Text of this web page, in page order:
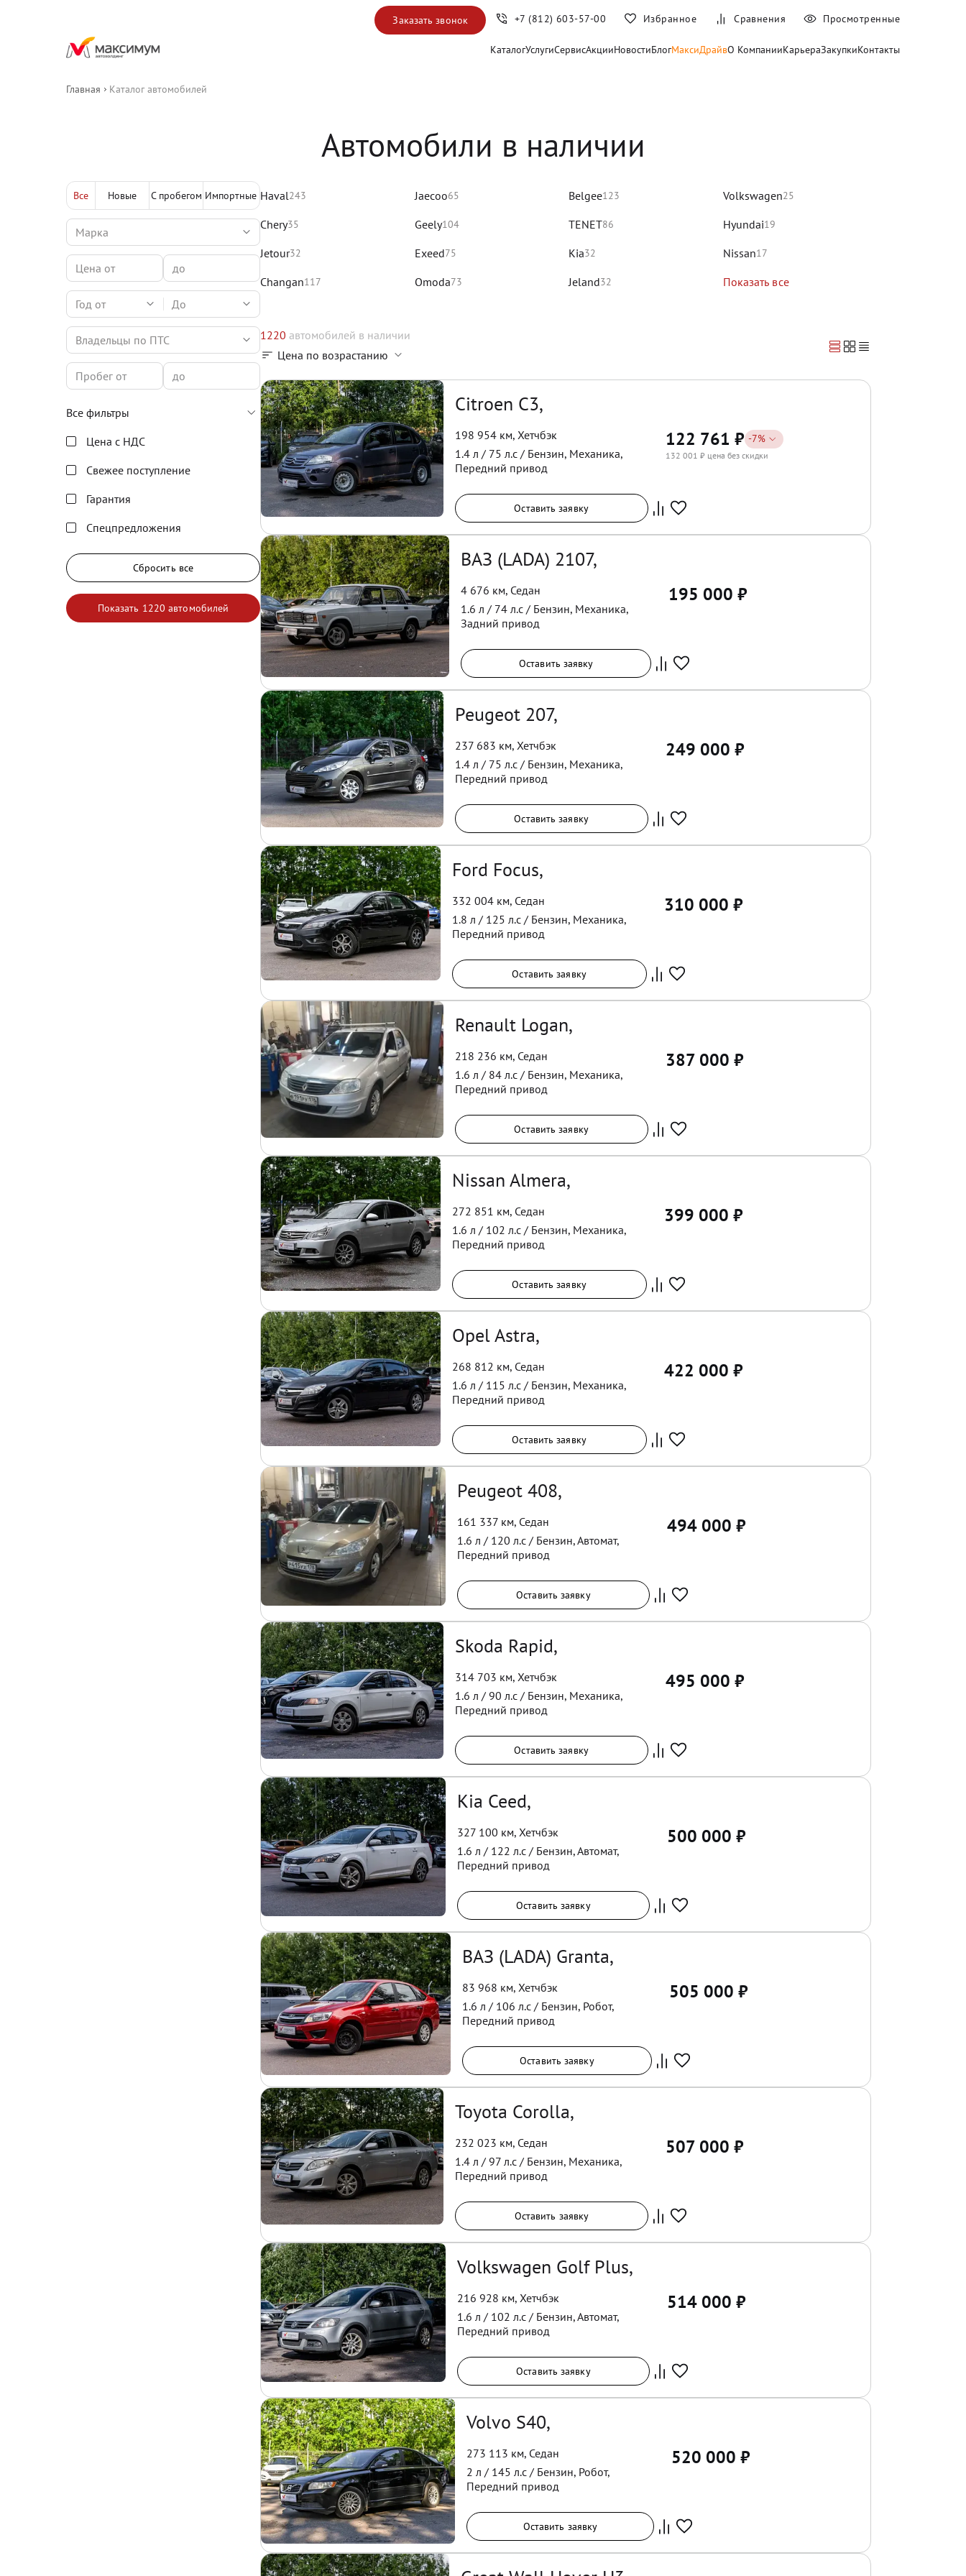
КаталогУслугиСервисАкцииНовостиБлогМаксиДрайвО КомпанииКарьераЗакупкиКонтакты
Заказать звонок +7 (812) 603-57-00 Избранное Сравнения Просмотренные
Главная Каталог автомобилей
Автомобили в наличии
Все Новые С пробегом Импортные
Год от До
Владельцы по ПТС
Все фильтры
Цена с НДС
Свежее поступление
Гарантия
Спецпредложения
Сбросить все
Показать 1220 автомобилей
Haval243
Chery35
Jetour32
Changan117
Jaecoo65
Geely104
Exeed75
Omoda73
Belgee123
TENET86
Kia32
Jeland32
Volkswagen25
Hyundai19
Nissan17
Показать все
1220 автомобилей в наличии
Цена по возрастанию
Citroen C3,
198 954 км, Хетчбэк
1.4л / 75 л.с / Бензин, Механика,
Передний привод
122 761 ₽ -7%
132 001 ₽ цена без скидки
Оставить заявку
ВАЗ (LADA) 2107,
4 676 км, Седан
1.6 л / 74 л.с / Бензин, Механика,
Задний привод
195 000 ₽
Оставить заявку
Peugeot 207,
237 683 км, Хетчбэк
1.4л / 75 л.с / Бензин, Механика,
Передний привод
249 000 ₽
Оставить заявку
Ford Focus,
332 004 км, Седан
1.8 л / 125 л.с / Бензин, Механика,
Передний привод
310 000 ₽
Оставить заявку
Renault Logan,
218 236 км, Седан
1.6 л / 84л.с / Бензин, Механика,
Передний привод
387 000 ₽
Оставить заявку
Nissan Almera,
272 851 км, Седан
1.6 л / 102 л.с / Бензин, Механика,
Передний привод
399 000 ₽
Оставить заявку
Opel Astra,
268 812 км, Седан
1.6 л / 115 л.с / Бензин, Механика,
Передний привод
422 000 ₽
Оставить заявку
Peugeot 408,
161 337 км, Седан
1.6 л / 120 л.с / Бензин,Автомат,
Передний привод
494 000 ₽
Оставить заявку
Skoda Rapid,
314 703 км, Хетчбэк
1.6 л / 90 л.с / Бензин, Механика,
Передний привод
495 000 ₽
Оставить заявку
Kia Ceed,
327 100 км,Хетчбэк
1.6 л / 122 л.с / Бензин,Автомат,
Передний привод
500 000 ₽
Оставить заявку
ВАЗ (LADA) Granta,
83 968 км, Хетчбэк
1.6 л / 106 л.с / Бензин, Робот,
Передний привод
505 000 ₽
Оставить заявку
Toyota Corolla,
232 023 км, Седан
1.4л / 97л.с / Бензин, Механика,
Передний привод
507 000 ₽
Оставить заявку
Volkswagen Golf Plus,
216 928 км,Хетчбэк
1.6 л / 102 л.с / Бензин,Автомат,
Передний привод
514 000 ₽
Оставить заявку
Volvo S40,
273 113 км, Седан
2 л / 145 л.с / Бензин, Робот,
Передний привод
520 000 ₽
Оставить заявку